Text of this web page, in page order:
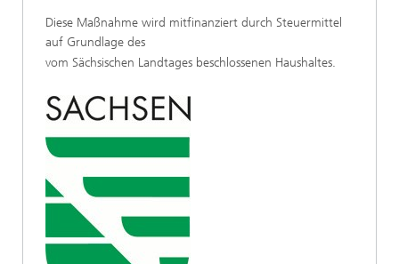
Diese Maßnahme wird mitfinanziert durch Steuermittel
auf Grundlage des
vom Sächsischen Landtages beschlossenen Haushaltes.